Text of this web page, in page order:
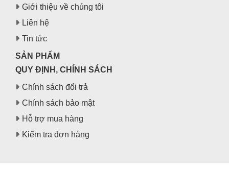
Giới thiệu về chúng tôi
Liên hệ
Tin tức
SẢN PHẨM
QUY ĐỊNH, CHÍNH SÁCH
Chính sách đổi trả
Chính sách bảo mật
Hỗ trợ mua hàng
Kiểm tra đơn hàng